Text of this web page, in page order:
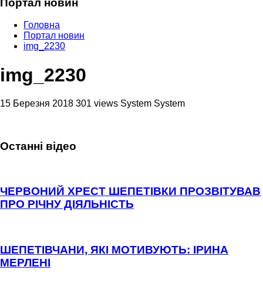
Портал новин
Головна
Портал новин
img_2230
img_2230
15 Березня 2018 301 views System System
Останні відео
ЧЕРВОНИЙ ХРЕСТ ШЕПЕТІВКИ ПРОЗВІТУВАВ
ПРО РІЧНУ ДІЯЛЬНІСТЬ
ШЕПЕТІВЧАНИ, ЯКІ МОТИВУЮТЬ: ІРИНА
МЕРЛЕНІ